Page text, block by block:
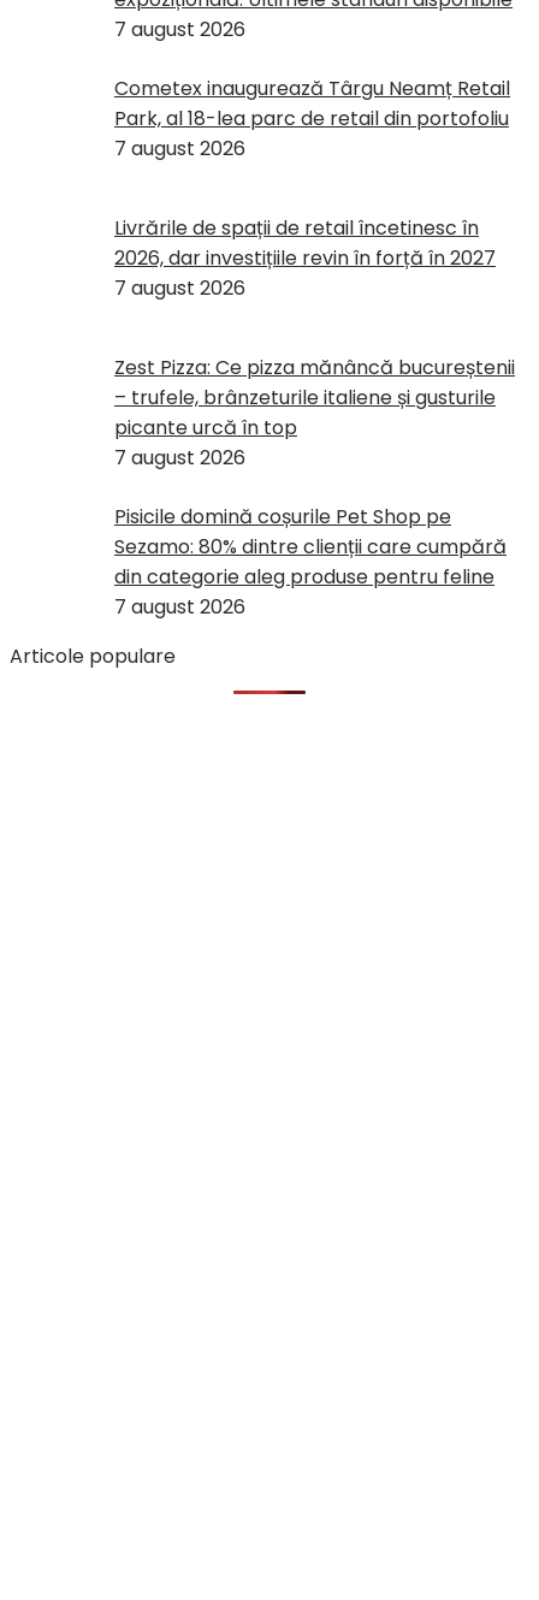
7 august 2026
Cometex inaugurează Târgu Neamț Retail
Park, al 18-lea parc de retail din portofoliu
7 august 2026
Livrările de spații de retail încetinesc în
2026, dar investițiile revin în forță în 2027
7 august 2026
Zest Pizza: Ce pizza mănâncă bucureștenii
– trufele, brânzeturile italiene și gusturile
picante urcă în top
7 august 2026
Pisicile domină coșurile Pet Shop pe
Sezamo: 80% dintre clienții care cumpără
din categorie aleg produse pentru feline
7 august 2026
Articole populare